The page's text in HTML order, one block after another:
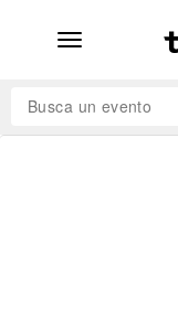
desplegar
Busca un evento